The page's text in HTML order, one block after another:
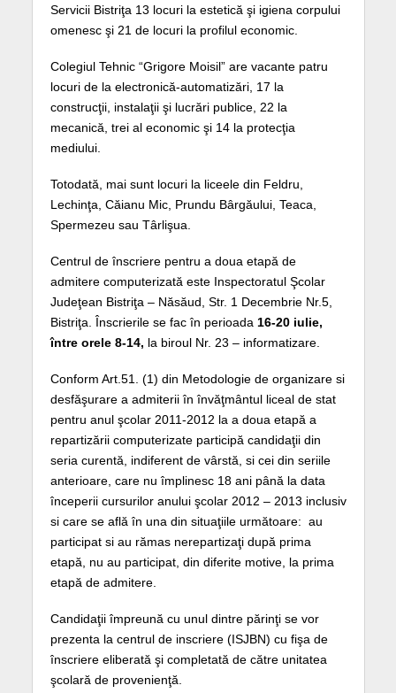
Servicii Bistriţa 13 locuri la estetică şi igiena corpului
omenesc şi 21 de locuri la profilul economic.
Colegiul Tehnic “Grigore Moisil” are vacante patru
locuri de la electronică-automatizări, 17 la
construcţii, instalaţii şi lucrări publice, 22 la
mecanică, trei al economic şi 14 la protecţia
mediului.
Totodată, mai sunt locuri la liceele din Feldru,
Lechinţa, Căianu Mic, Prundu Bârgăului, Teaca,
Spermezeu sau Târlişua.
Centrul de înscriere pentru a doua etapă de
admitere computerizată este Inspectoratul Şcolar
Judeţean Bistriţa – Năsăud, Str. 1 Decembrie Nr.5,
Bistriţa. Înscrierile se fac în perioada 16-20 iulie,
între orele 8-14, la biroul Nr. 23 – informatizare.
Conform Art.51. (1) din Metodologie de organizare si
desfăşurare a admiterii în învăţmântul liceal de stat
pentru anul şcolar 2011-2012 la a doua etapă a
repartizării computerizate participă candidaţii din
seria curentă, indiferent de vârstă, si cei din seriile
anterioare, care nu împlinesc 18 ani până la data
începerii cursurilor anului şcolar 2012 – 2013 inclusiv
si care se află în una din situaţiile următoare: au
participat si au rămas nerepartizaţi după prima
etapă, nu au participat, din diferite motive, la prima
etapă de admitere.
Candidaţii împreună cu unul dintre părinţi se vor
prezenta la centrul de inscriere (ISJBN) cu fişa de
înscriere eliberată şi completată de către unitatea
şcolară de provenienţă.